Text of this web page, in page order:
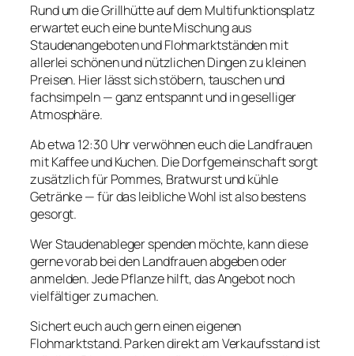
Rund um die Grillhütte auf dem Multifunktionsplatz
erwartet euch eine bunte Mischung aus
Staudenangeboten und Flohmarktständen mit
allerlei schönen und nützlichen Dingen zu kleinen
Preisen. Hier lässt sich stöbern, tauschen und
fachsimpeln — ganz entspannt und in geselliger
Atmosphäre.
Ab etwa 12:30 Uhr verwöhnen euch die Landfrauen
mit Kaffee und Kuchen. Die Dorfgemeinschaft sorgt
zusätzlich für Pommes, Bratwurst und kühle
Getränke — für das leibliche Wohl ist also bestens
gesorgt.
Wer Staudenableger spenden möchte, kann diese
gerne vorab bei den Landfrauen abgeben oder
anmelden. Jede Pflanze hilft, das Angebot noch
vielfältiger zu machen.
Sichert euch auch gern einen eigenen
Flohmarktstand. Parken direkt am Verkaufsstand ist